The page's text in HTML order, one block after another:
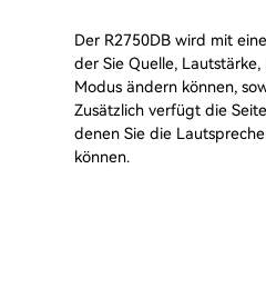
Der R2750DB wird mit
der Sie Quelle,
Modus ändern können,
Zusätzlich verfügt die
denen Sie die
können.